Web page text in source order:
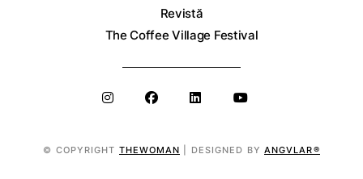
Revistă
The Coffee Village Festival
© COPYRIGHT THEWOMAN | DESIGNED BY ANGVLAR®